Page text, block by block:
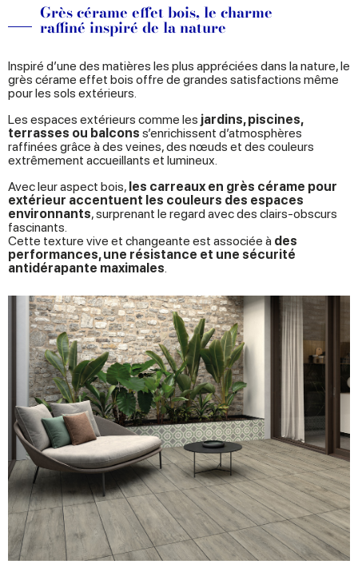
Grès cérame effet bois, le charme
raffiné inspiré de la nature
Inspiré d’une des matières les plus appréciées dans la nature, le
grès cérame effet bois offre de grandes satisfactions même
pour les sols extérieurs.
Les espaces extérieurs comme les jardins, piscines,
terrasses ou balcons s’enrichissent d’atmosphères
raffinées grâce à des veines, des nœuds et des couleurs
extrêmement accueillants et lumineux.
Avec leur aspect bois, les carreaux en grès cérame pour
extérieur accentuent les couleurs des espaces
environnants, surprenant le regard avec des clairs-obscurs
fascinants.
Cette texture vive et changeante est associée à des
performances, une résistance et une sécurité
antidérapante maximales.